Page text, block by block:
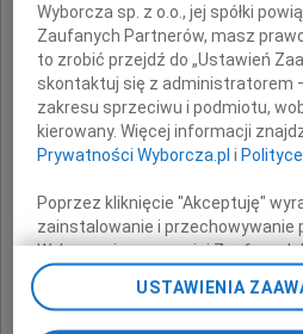
Msza żałobna i
odbędzie się w dn. 22
Wyborcza sp. z o.o., jej spółki
Zaufanych Partnerów, masz
to zrobić przejdź do „Ustawień
skontaktuj się z administratorem
zakresu sprzeciwu i podmiotu,
kierowany. Więcej informacji
Prywatności Wyborcza.pl i
Poprzez kliknięcie "Akceptuję"
zainstalowanie i przechowywanie
Wyborczej sp. z o. o. jej Zaufanych
na Twoim urządzeniu końcowym.
chwili zmienić swoje preferencje
USTAWIENIA